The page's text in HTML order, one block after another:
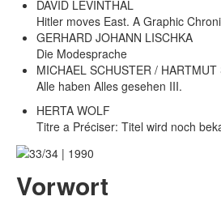
DAVID LEVINTHAL
Hitler moves East. A Graphic
GERHARD JOHANN LISCHKA
Die Modesprache
MICHAEL SCHUSTER / HARTMUT
Alle haben Alles gesehen III.
HERTA WOLF
Titre a Préciser: Titel wird noch
Vorwort